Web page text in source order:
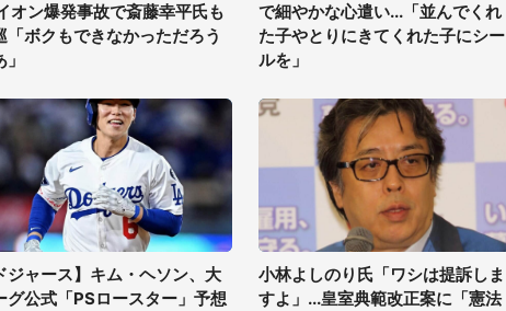
オン爆発事故で斎藤幸平氏も
「ボクもできなかっただろう
で細やかな心遣い...「並んでくれ
た子やとりにきてくれた子にシー
ルを」
ジャース】キム・ヘソン、大
グ公式「PSロースター」予想
小林よしのり氏「ワシは提訴しま
すよ」...皇室典範改正案に「憲法